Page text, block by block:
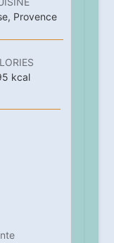
Provence
kcal